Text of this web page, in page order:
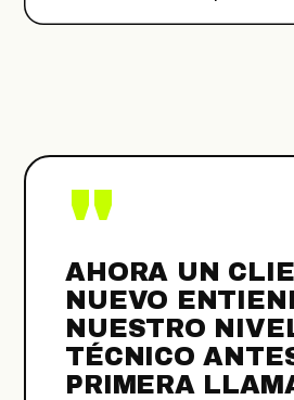
"
AHORA UN
NUEVO
NUESTRO
TÉCNICO
PRIMERA